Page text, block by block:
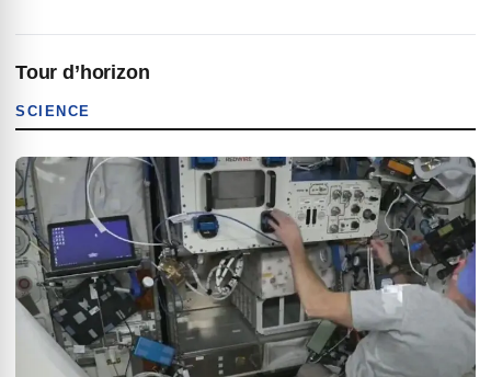
Tour d’horizon
SCIENCE